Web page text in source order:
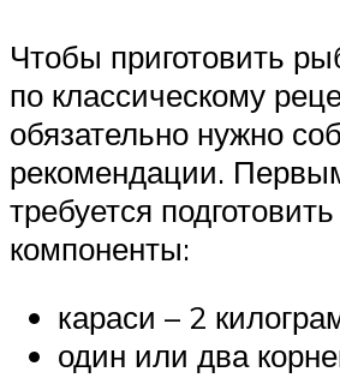
Чтобы приготовить
по классическому
обязательно нужно
рекомендации.
требуется
компоненты:
караси – 2
один или два